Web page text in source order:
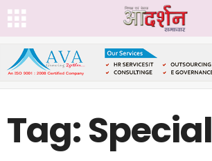
Tag: Special